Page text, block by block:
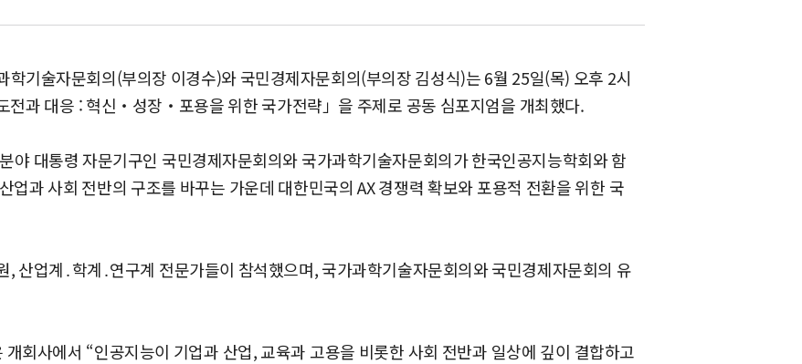
학기술자문회의(부의장 이경수)와 국민경제자문회의(부의장 김성식)는 6월 25일(목) 오후 2시
전과 대응 : 혁신‧성장‧포용을 위한 국가전략」을 주제로 공동 심포지엄을 개최했다.
야 대통령 자문기구인 국민경제자문회의와 국가과학기술자문회의가 한국인공지능학회와 함
업과 사회 전반의 구조를 바꾸는 가운데 대한민국의 AX 경쟁력 확보와 포용적 전환을 위한 국
, 산업계․학계․연구계 전문가들이 참석했으며, 국가과학기술자문회의와 국민경제자문회의 유
회사에서 “인공지능이 기업과 산업, 교육과 고용을 비롯한 사회 전반과 일상에 깊이 결합하고